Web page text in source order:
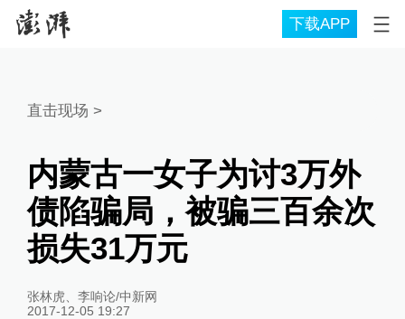
下载APP
直击现场 >
内蒙古一女子为讨3万外
债陷骗局，被骗三百余次
损失31万元
张林虎、李响论/中新网
2017-12-05 19:27